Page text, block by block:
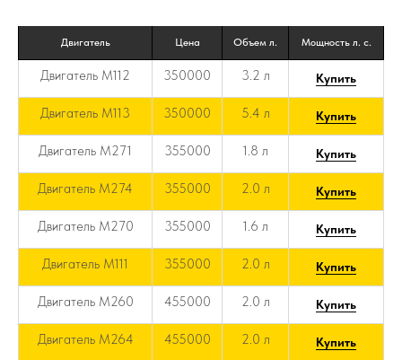
Двигатель Цена Объем л. Мощность л. с.
Двигатель M112 350000 3.2 л Купить
Двигатель M113 350000 5.4 л Купить
Двигатель M271 355000 1.8 л Купить
Двигатель M274 355000 2.0 л Купить
Двигатель M270 355000 1.6 л Купить
Двигатель M111 355000 2.0 л Купить
Двигатель M260 455000 2.0 л Купить
Двигатель M264 455000 2.0 л Купить